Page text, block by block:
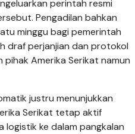
perintah resmi
Pengadilan bahkan
minggu bagi pemerintah
draf perjanjian dan protokol
Amerika Serikat namun
justru menunjukkan
Serikat tetap aktif
ke dalam pangkalan